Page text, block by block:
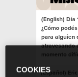
(English) Día
¿Cómo
para alguien
atravesando
momento
COOKIES